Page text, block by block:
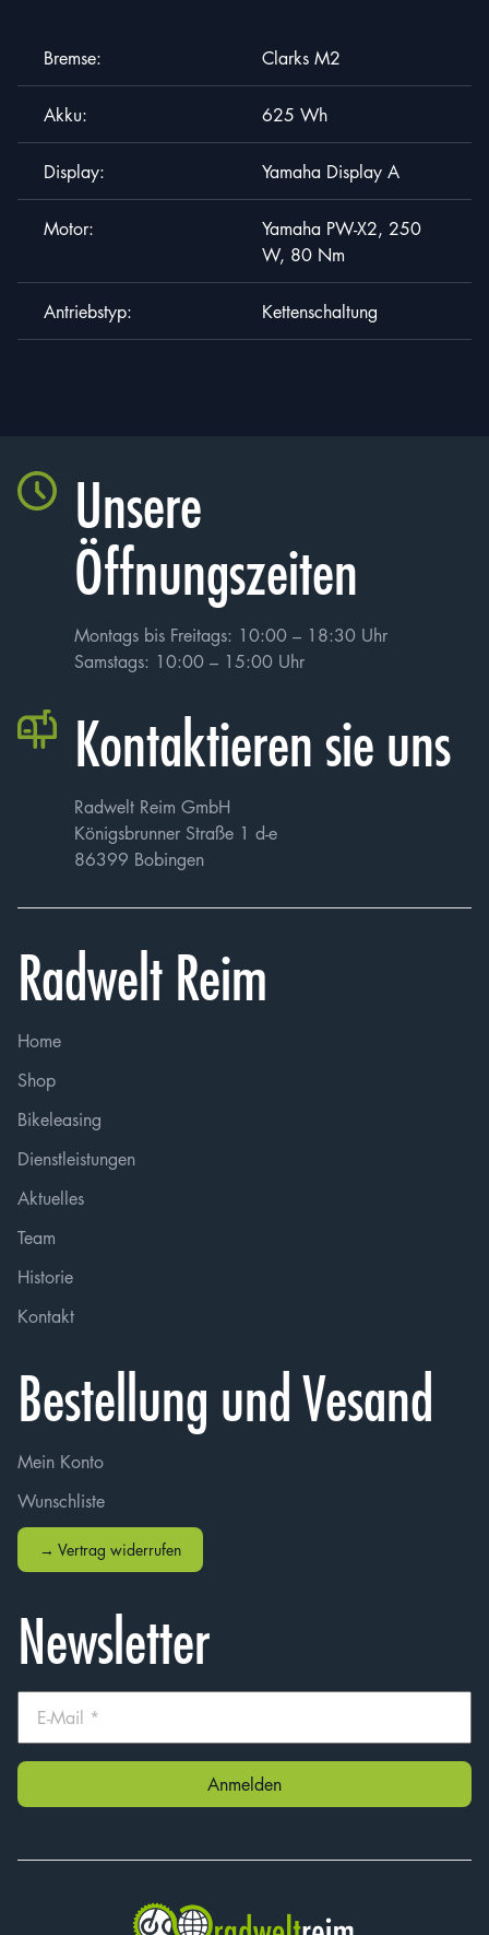
Bremse: Clarks M2
Akku: 625 Wh
Display: Yamaha Display A
Motor:
Yamaha PW-X2, 250
W, 80 Nm
Antriebstyp: Kettenschaltung
Unsere
Öffnungszeiten
Montags bis Freitags: 10:00 – 18:30 Uhr
Samstags: 10:00 – 15:00 Uhr
Kontaktieren sie uns
Radwelt Reim GmbH
Königsbrunner Straße 1 d-e
86399 Bobingen
Radwelt Reim
Home
Shop
Bikeleasing
Dienstleistungen
Aktuelles
Team
Historie
Kontakt
Bestellung und Vesand
Mein Konto
Wunschliste
→ Vertrag widerrufen
Newsletter
Email*
jedoch zur Folge haben kann, dass meine Bewerbung
nicht weiter berücksichtigt werden kann.